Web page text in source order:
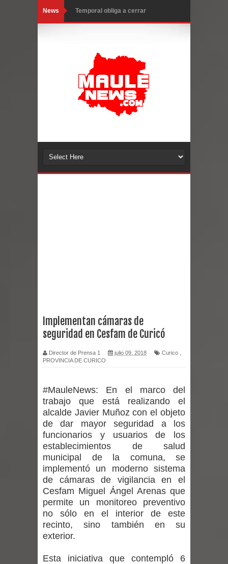
News Miles llegan a la Plaza de Armas de
Chancho 2026
Torneo de Asadores reúne a 13
equipos en la Fiesta del Chancho
reforzar medidas y consulta oportuna
desafío guerreros 2026
Banda linarense Los Remembers
intercambio musical y pedagógico
Alta positividad en influenza hace que
expertos reiteren llamado a
vacunarse
Mario Meza endurece críticas contra
ministra de Salud por dejar fuera a
Implementan cámaras de
seguridad en Cesfam de Curicó
Director de Prensa 1 julio 09, 2018 Curico
PROVINCIA DE CURICO
#MauleNews: En el marco del
trabajo que está realizando el
alcalde Javier Muñoz con el objeto
de dar mayor seguridad a los
funcionarios y usuarios de los
establecimientos de salud
municipal de la comuna, se
implementó un moderno sistema
de cámaras de vigilancia en el
Cesfam Miguel Ángel Arenas que
permite un monitoreo preventivo
no sólo en el interior de este
recinto, sino también en su
exterior.
Esta iniciativa que contempló 6